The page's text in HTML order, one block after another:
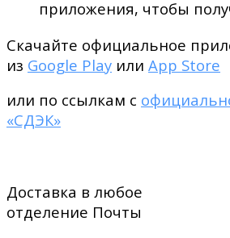
приложения, чтобы
Скачайте официальное
из Google Play или App Store
или по ссылкам с
«СДЭК»
Доставка в любое
отделение Почты